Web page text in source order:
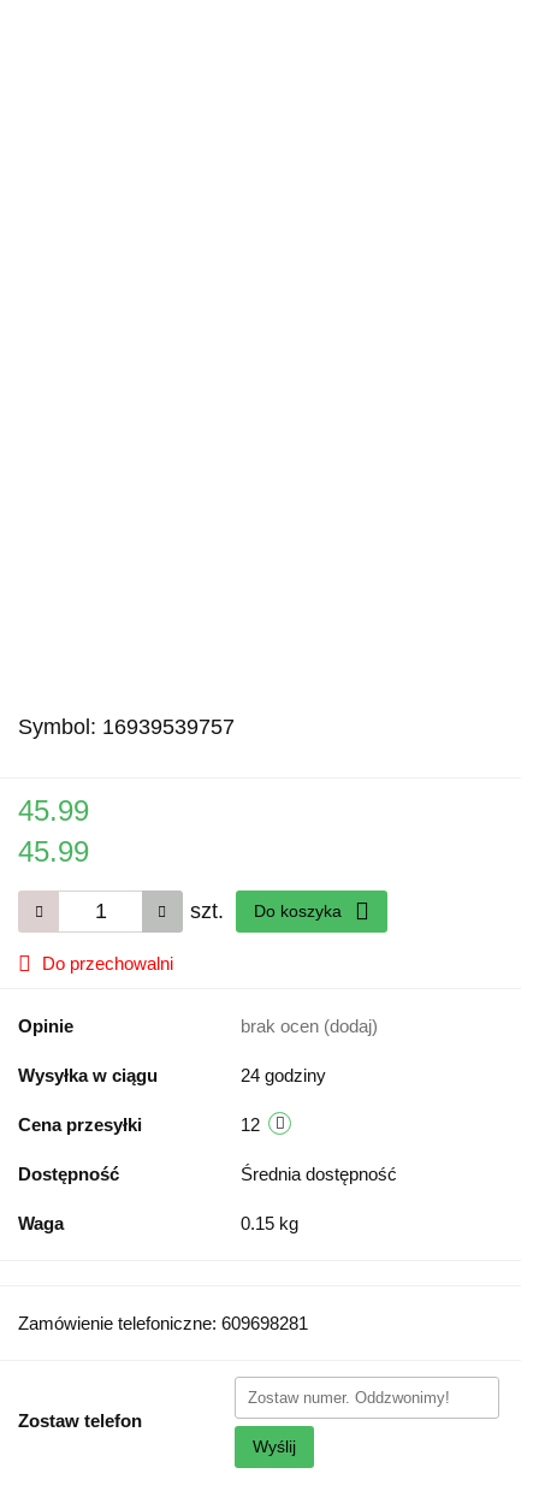
Symbol: 16939539757
45.99
45.99
szt. Do koszyka
Do przechowalni
Opinie brak ocen (dodaj)
Wysyłka w ciągu 24 godziny
Cena przesyłki 12
Dostępność Średnia dostępność
Waga 0.15 kg
Zamówienie telefoniczne: 609698281
Zostaw telefon
Wyślij